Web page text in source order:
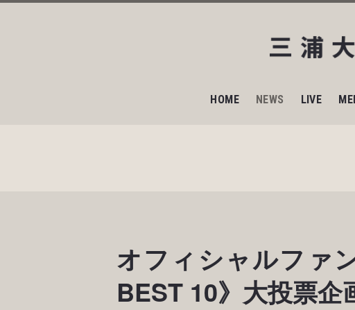
HOME NEWS LIVE
オフィシャルファ
BEST 10》大投票企